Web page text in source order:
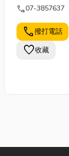
call07-3857637
call撥打電話
favorite收藏